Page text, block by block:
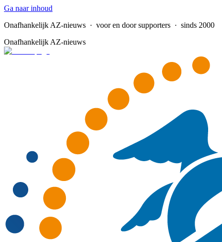
Ga naar inhoud
Onafhankelijk AZ-nieuws · voor en door supporters · sinds 2000
Onafhankelijk AZ-nieuws